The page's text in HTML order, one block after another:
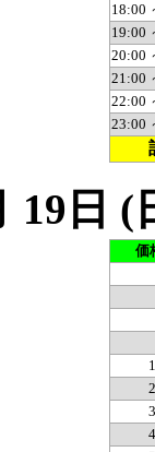
18:00
19:00
20:00
21:00
22:00
23:00
19日
価